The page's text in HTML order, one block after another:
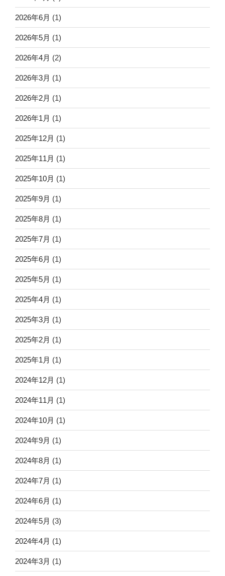
2026年6月 (1)
2026年5月 (1)
2026年4月 (2)
2026年3月 (1)
2026年2月 (1)
2026年1月 (1)
2025年12月 (1)
2025年11月 (1)
2025年10月 (1)
2025年9月 (1)
2025年8月 (1)
2025年7月 (1)
2025年6月 (1)
2025年5月 (1)
2025年4月 (1)
2025年3月 (1)
2025年2月 (1)
2025年1月 (1)
2024年12月 (1)
2024年11月 (1)
2024年10月 (1)
2024年9月 (1)
2024年8月 (1)
2024年7月 (1)
2024年6月 (1)
2024年5月 (3)
2024年4月 (1)
2024年3月 (1)